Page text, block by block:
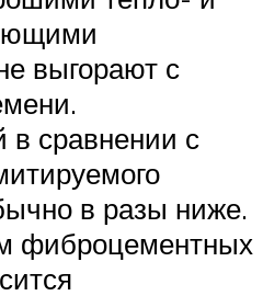
выгорают с
в сравнении с
в разы ниже.
фиброцементных